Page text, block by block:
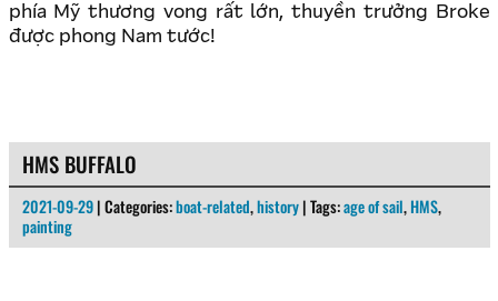
phía Mỹ thương vong rất lớn, thuyền trưởng Broke
được phong Nam tước!
HMS BUFFALO
2021-09-29 | Categories:boat-related,history | Tags:age of sail,HMS,
painting